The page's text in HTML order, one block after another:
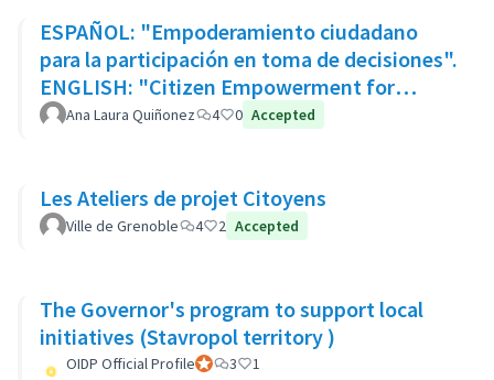
ESPAÑOL: "Empoderamiento ciudadano
para la participación en toma de decisiones".
ENGLISH: "Citizen Empowerment for
participation in decision making"
Ana Laura Quiñonez 4 0 Accepted
Les Ateliers de projet Citoyens
Ville de Grenoble 4 2 Accepted
The Governor's program to support local
initiatives (Stavropol territory )
OIDP Official ProfileParticipante oficial
3 1